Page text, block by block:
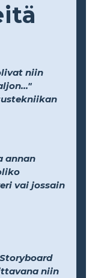
niin
annan
vai jossain
niin